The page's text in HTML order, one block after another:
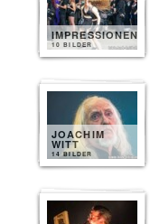
IMPRESSIONEN
10 BILDER
JOACHIM
WITT
14 BILDER